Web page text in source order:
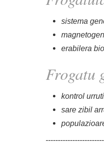
sistema
erabilera
Frogatu
kontrol
sare zibil